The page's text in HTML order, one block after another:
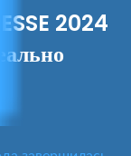
2024